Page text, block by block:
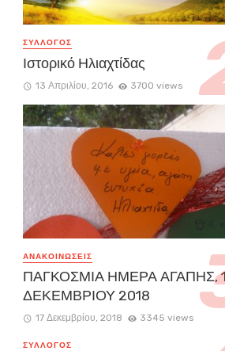
ΣΥΛΛΟΓΟΣ
Ιστορικό Ηλιαχτίδας
13 Απριλίου, 2016 3700 views
ΑΝΑΚΟΙΝΏΣΕΙΣ
ΠΑΓΚΟΣΜΙΑ ΗΜΕΡΑ ΑΓΑΠΗΣ,
ΔΕΚΕΜΒΡΙΟΥ 2018
17 Δεκεμβρίου, 2018 3345 views
ΣΥΛΛΟΓΟΣ